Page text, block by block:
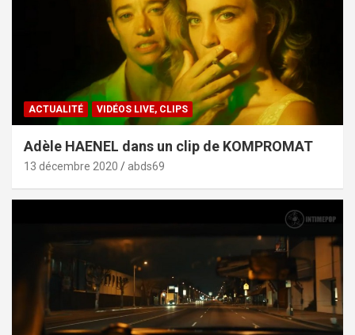
ACTUALITÉ VIDÉOS LIVE, CLIPS
Adèle HAENEL dans un clip de KOMPROMAT
13 décembre 2020 abds69